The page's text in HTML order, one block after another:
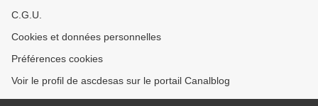
C.G.U.
Cookies et données personnelles
Préférences cookies
Voir le profil de ascdesas sur le portail Canalblog